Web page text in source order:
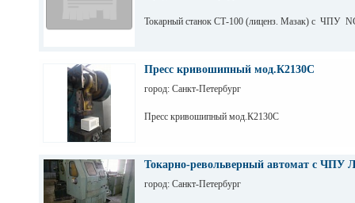
Токарный станок СТ-100 (лиценз. Мазак) с ЧПУ
Пресс кривошипный мод.К2130С
город: Санкт-Петербург
Пресс кривошипный мод.К2130С
Токарно-револьверный автомат с ЧПУ
город: Санкт-Петербург